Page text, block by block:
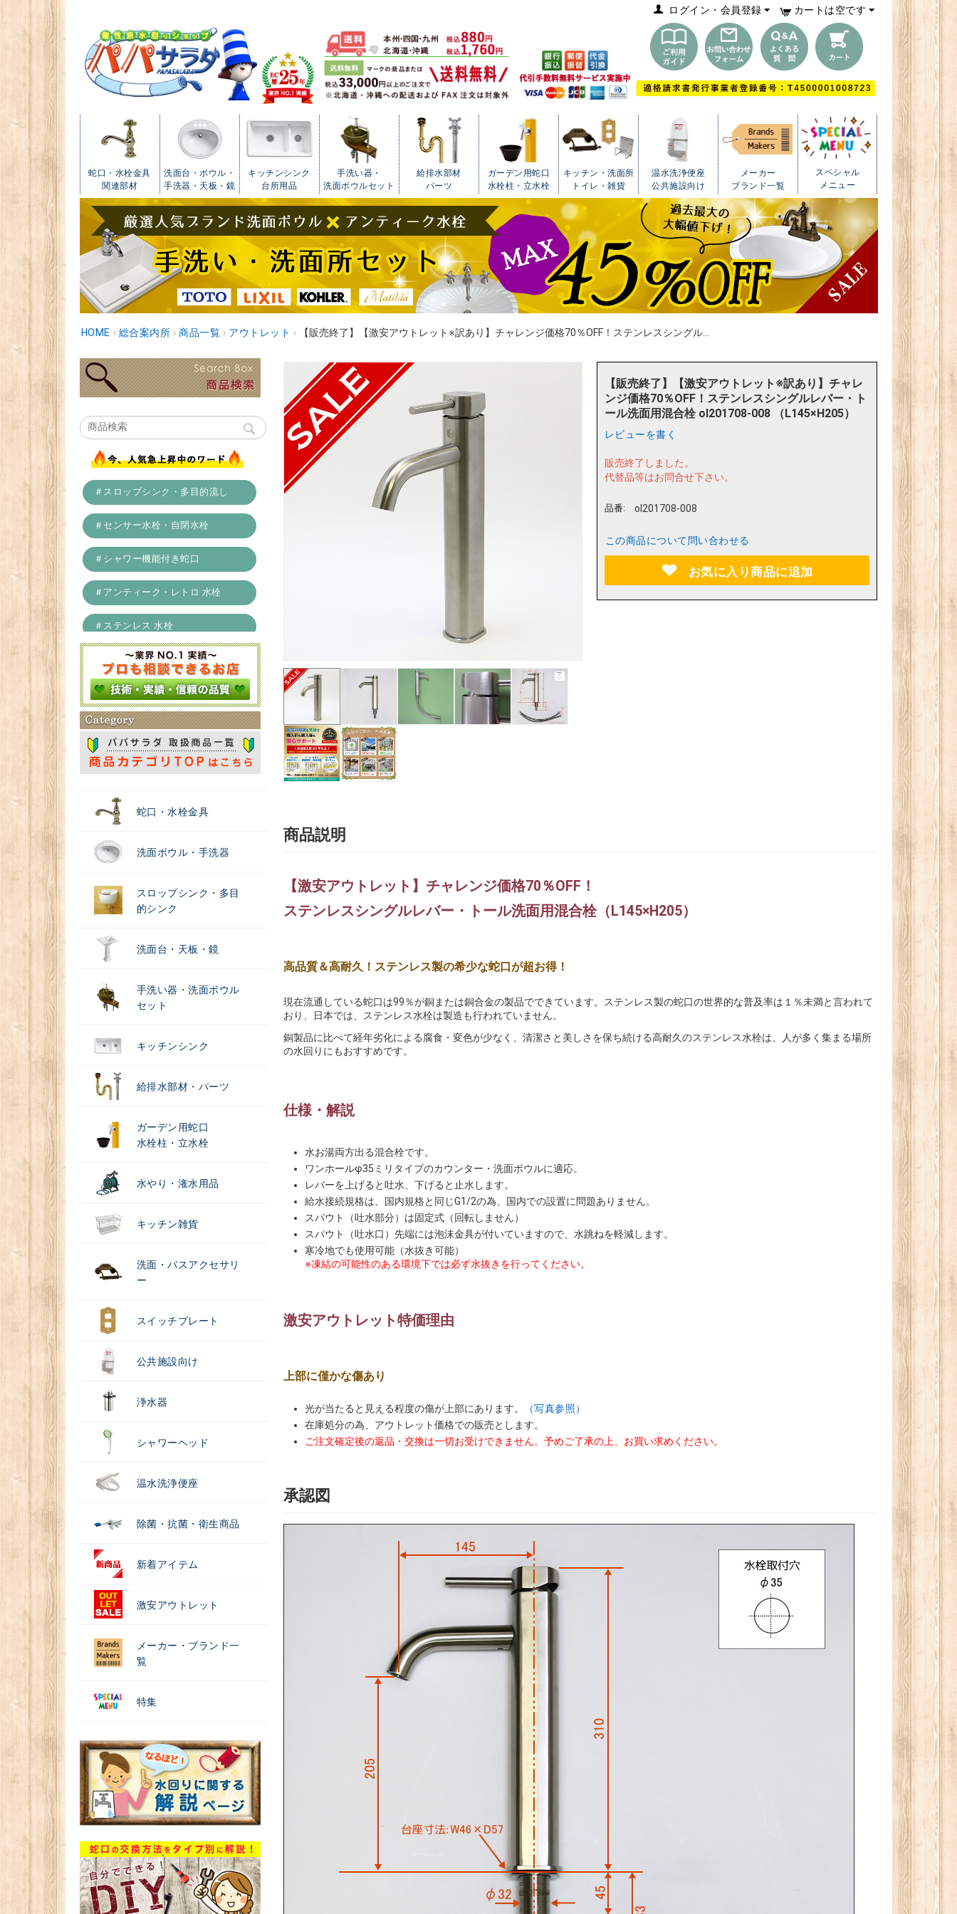
カートは空です
ログイン・会員登録
蛇口・水栓金具
関連部材
洗面台・ボウル・
手洗器・天板・鏡
キッチンシンク
台所用品
手洗い器・
洗面ボウルセット
給排水部材
パーツ
ガーデン用蛇口
水栓柱・立水栓
キッチン・洗面所
トイレ・雑貨
温水洗浄便座
公共施設向け
メーカー
ブランド一覧
スペシャル
メニュー
HOME › 総合案内所 › 商品一覧 › アウトレット › 【販売終了】【激安アウトレット※訳あり】チャレンジ価格70％OFF！ステンレスシングル...
＃スロップシンク・多目的流し
＃センサー水栓・自閉水栓
＃シャワー機能付き蛇口
＃アンティーク・レトロ 水栓
＃ステンレス 水栓
＃浄水器
蛇口・水栓金具
洗面ボウル・手洗器
スロップシンク・多目
的シンク
洗面台・天板・鏡
手洗い器・洗面ボウル
セット
キッチンシンク
給排水部材・パーツ
ガーデン用蛇口
水栓柱・立水栓
水やり・潅水用品
キッチン雑貨
洗面・バスアクセサリ
ー
スイッチプレート
公共施設向け
浄水器
シャワーヘッド
温水洗浄便座
除菌・抗菌・衛生商品
新着アイテム
激安アウトレット
メーカー・ブランド一
覧
特集
【販売終了】【激安アウトレット※訳あり】チャレ
ンジ価格70％OFF！ステンレスシングルレバー・ト
ール洗面用混合栓 ol201708-008 （L145×H205）
レビューを書く
販売終了しました。
代替品等はお問合せ下さい。
品番: ol201708-008
この商品について問い合わせる
お気に入り商品に追加
商品説明
【激安アウトレット】チャレンジ価格70％OFF！
ステンレスシングルレバー・トール洗面用混合栓（L145×H205）
高品質＆高耐久！ステンレス製の希少な蛇口が超お得！
現在流通している蛇口は99％が銅または銅合金の製品でできています。ステンレス製の蛇口の世界的な普及率は１％未満と言われて
おり、日本では、ステンレス水栓は製造も行われていません。
銅製品に比べて経年劣化による腐食・変色が少なく、清潔さと美しさを保ち続ける高耐久のステンレス水栓は、人が多く集まる場所
の水回りにもおすすめです。
仕様・解説
水お湯両方出る混合栓です。
ワンホールφ35ミリタイプのカウンター・洗面ボウルに適応。
レバーを上げると吐水、下げると止水します。
給水接続規格は、国内規格と同じG1/2の為、国内での設置に問題ありません。
スパウト（吐水部分）は固定式（回転しません）
スパウト（吐水口）先端には泡沫金具が付いていますので、水跳ねを軽減します。
寒冷地でも使用可能（水抜き可能）
※凍結の可能性のある環境下では必ず水抜きを行ってください。
激安アウトレット特価理由
上部に僅かな傷あり
光が当たると見える程度の傷が上部にあります。
（写真参照）
在庫処分の為、アウトレット価格での販売とします。
ご注文確定後の返品・交換は一切お受けできません。予めご了承の上、お買い求めください。
承認図